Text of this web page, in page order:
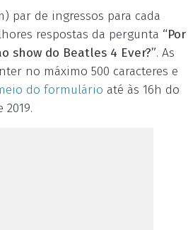
par de ingressos para cada
respostas da pergunta “Por
show do Beatles 4 Ever?”. As
no máximo 500 caracteres e
do formulário até às 16h do